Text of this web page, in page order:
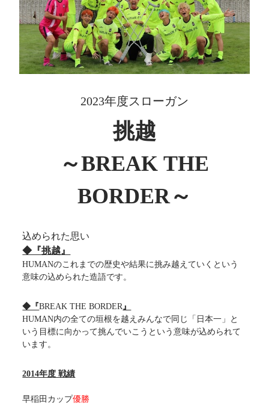
2023年度スローガン
挑越
～BREAK THE
BORDER～
込められた思い
◆『挑越』
HUMANのこれまでの歴史や結果に挑み越えていくという
意味の込められた造語です。
◆『BREAK THE BORDER 』
HUMAN内の全ての垣根を越えみんなで同じ「日本一」と
いう目標に向かって挑んでいこうという意味が込められて
います。
2014年度 戦績
早稲田カップ優勝